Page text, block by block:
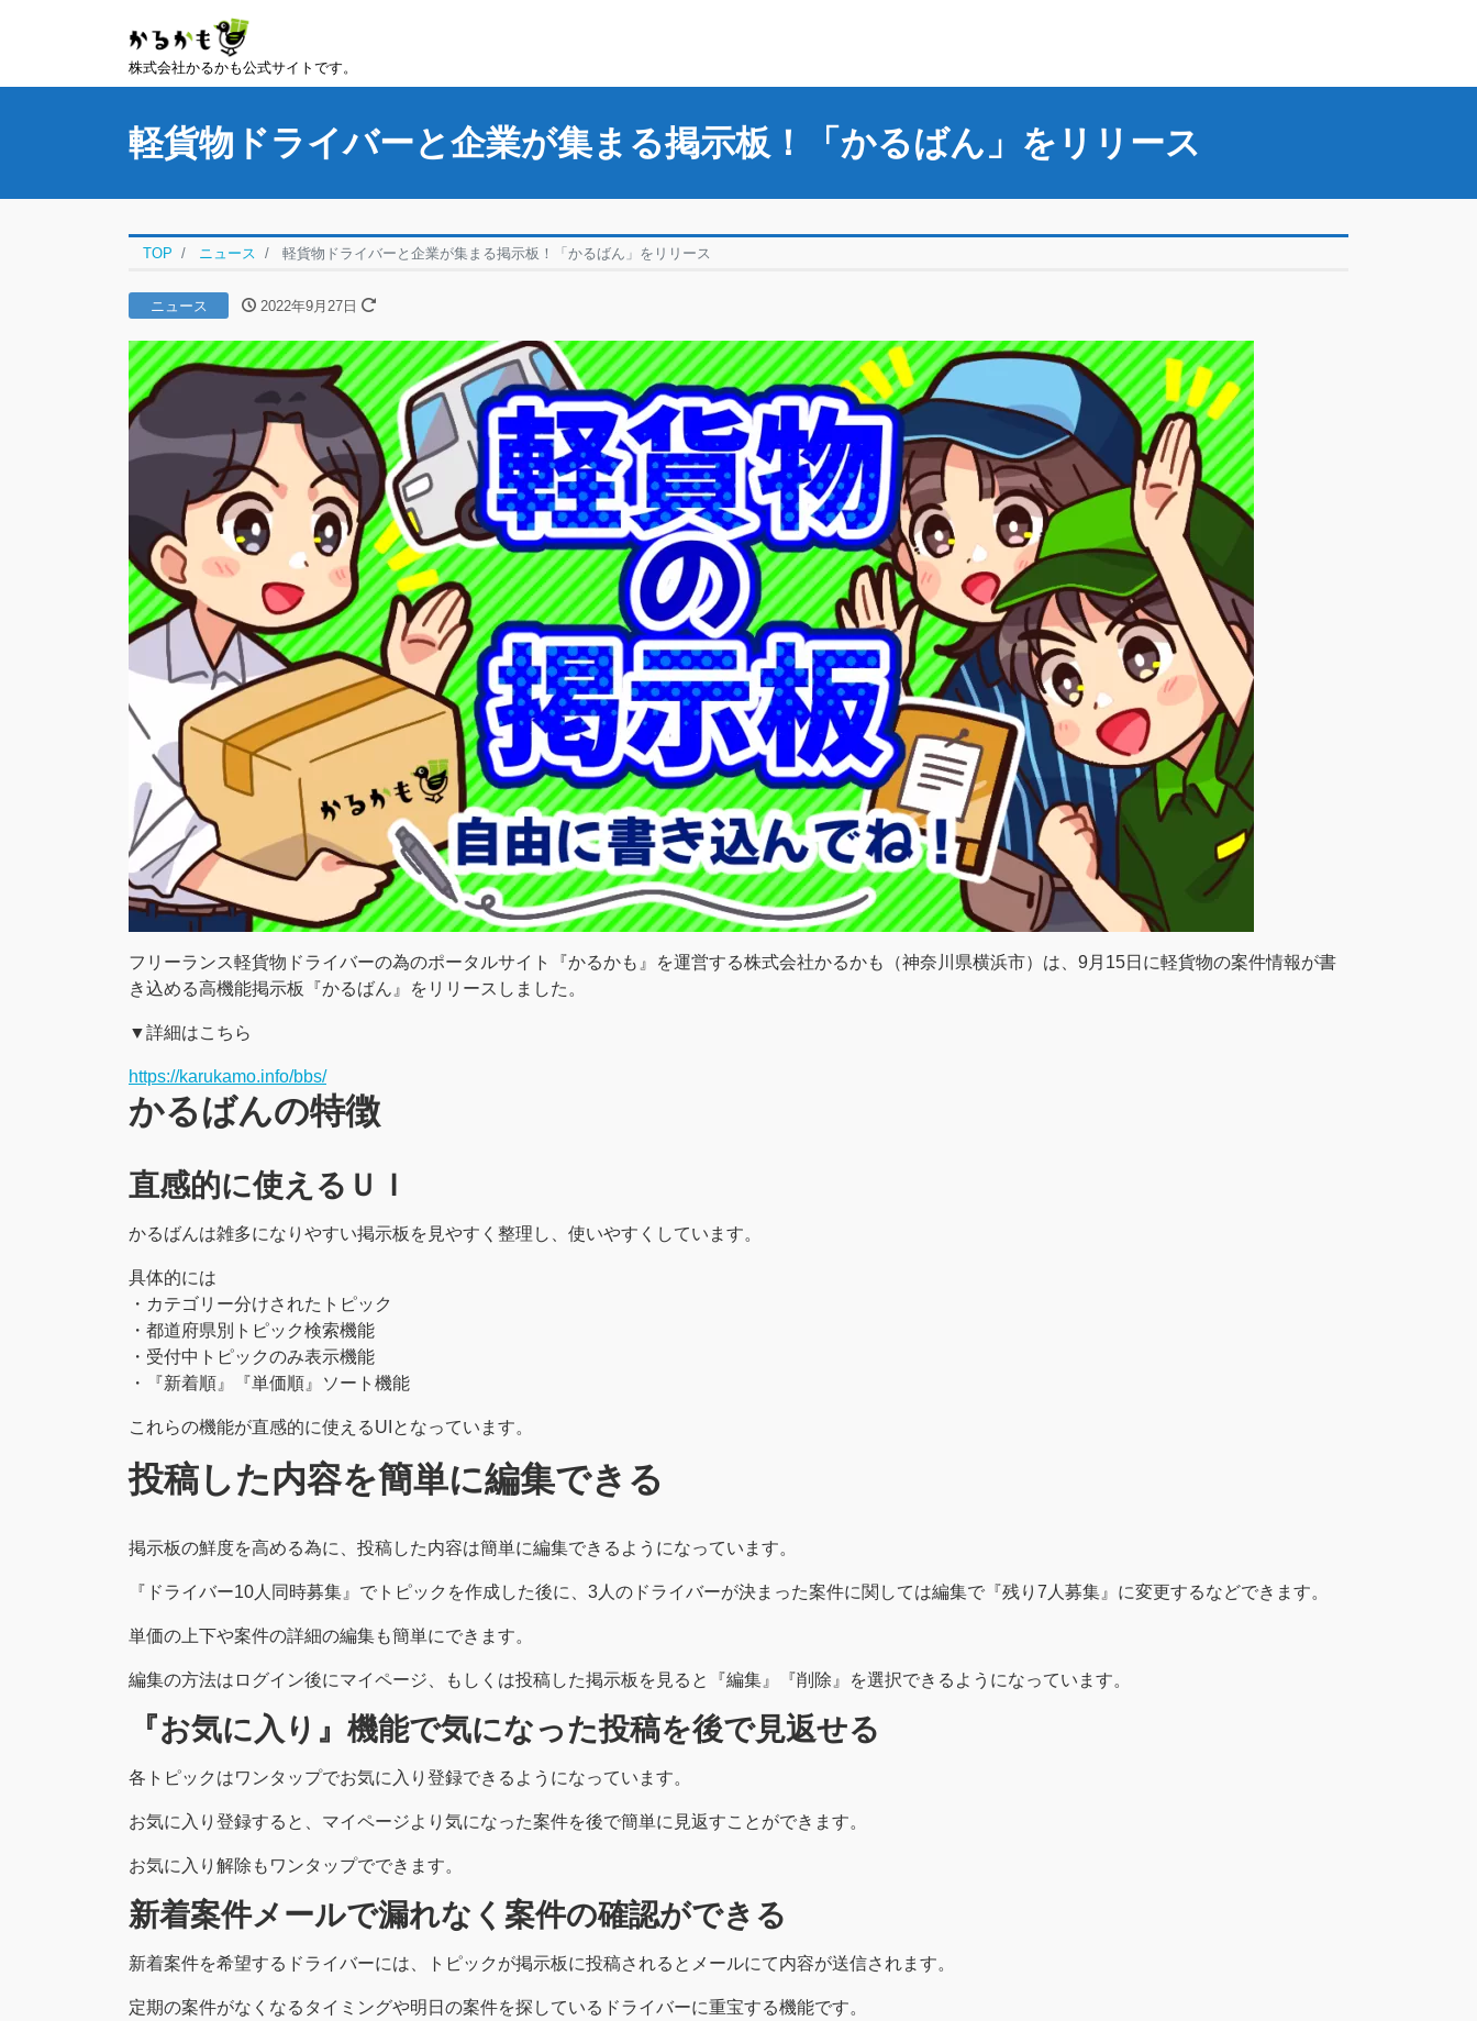
株式会社かるかも公式サイトです。
軽貨物ドライバーと企業が集まる掲示板！「かるばん」をリリース
TOP ニュース 軽貨物ドライバーと企業が集まる掲示板！「かるばん」をリリース
ニュース 2022年9月27日
フリーランス軽貨物ドライバーの為のポータルサイト『かるかも』を運営する株式会社かるかも（神奈川県横浜市）は、9月15日に軽貨物の案件情報が書
き込める高機能掲示板『かるばん』をリリースしました。
▼詳細はこちら
https://karukamo.info/bbs/
かるばんの特徴
直感的に使えるＵＩ
かるばんは雑多になりやすい掲示板を見やすく整理し、使いやすくしています。
具体的には
・カテゴリー分けされたトピック
・都道府県別トピック検索機能
・受付中トピックのみ表示機能
・『新着順』『単価順』ソート機能
これらの機能が直感的に使えるUIとなっています。
投稿した内容を簡単に編集できる
掲示板の鮮度を高める為に、投稿した内容は簡単に編集できるようになっています。
『ドライバー10人同時募集』でトピックを作成した後に、3人のドライバーが決まった案件に関しては編集で『残り7人募集』に変更するなどできます。
単価の上下や案件の詳細の編集も簡単にできます。
編集の方法はログイン後にマイページ、もしくは投稿した掲示板を見ると『編集』『削除』を選択できるようになっています。
『お気に入り』機能で気になった投稿を後で見返せる
各トピックはワンタップでお気に入り登録できるようになっています。
お気に入り登録すると、マイページより気になった案件を後で簡単に見返すことができます。
お気に入り解除もワンタップでできます。
新着案件メールで漏れなく案件の確認ができる
新着案件を希望するドライバーには、トピックが掲示板に投稿されるとメールにて内容が送信されます。
定期の案件がなくなるタイミングや明日の案件を探しているドライバーに重宝する機能です。